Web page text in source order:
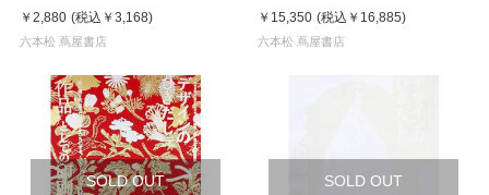
￥2,880 (税込 ￥3,168)
六本松 蔦屋書店
￥15,350 (税込 ￥16,885)
六本松 蔦屋書店
SOLD OUT SOLD OUT